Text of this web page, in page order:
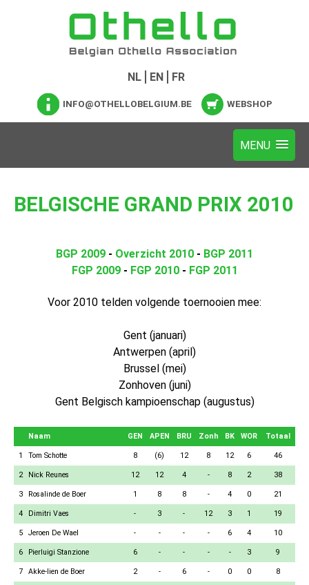
NL EN FR
INFO@OTHELLOBELGIUM.BE WEBSHOP
BELGISCHE GRAND PRIX 2010
BGP 2009 - Overzicht 2010 - BGP 2011
FGP 2009- FGP 2010- FGP 2011
Voor 2010 telden volgende toernooien mee:
Gent (januari)
Antwerpen (april)
Brussel (mei)
Zonhoven (juni)
Gent Belgisch kampioenschap (augustus)
Naam GEN APEN BRU Zonh BK WOR Totaal
1 Tom Schotte 8 (6) 12 8 12 6 46
2 Nick Reunes 12 12 4 - 8 2 38
3 Rosalinde de Boer 1 8 8 - 4 0 21
4 Dimitri Vaes - 3 - 12 3 1 19
5 Jeroen De Wael - - - - 6 4 10
6 Pierluigi Stanzione 6 - - - - 3 9
7 Akke-lien de Boer 2 - 6 - 0 0 8